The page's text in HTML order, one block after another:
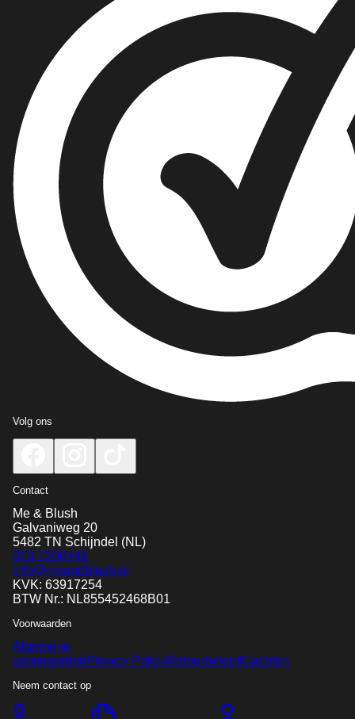
Volg ons
Contact
Me & Blush
Galvaniweg 20
5482 TN Schijndel (NL)
073-7200441
info@meandblush.nl
KVK: 63917254
BTW Nr.: NL855452468B01
Voorwaarden
Algemene
voorwaardenPrivacy PolicyRetourbeleid Klachten
Neem contact op